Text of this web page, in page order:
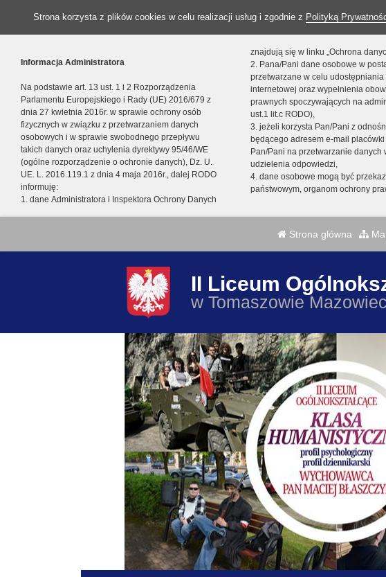
Strona korzysta z plików cookies w celu realizacji usług i zgodnie z Polityką
Informacja Administratora
Na podstawie art. 13 ust. 1 i 2 Rozporządzenia
Parlamentu Europejskiego i Rady (UE) 2016/679 z
dnia 27 kwietnia 2016r. w sprawie ochrony osób
fizycznych w związku z przetwarzaniem danych
osobowych i w sprawie swobodnego przepływu
takich danych oraz uchylenia dyrektywy 95/46/WE
(ogólne rozporządzenie o ochronie danych), Dz. U.
UE. L. 2016.119.1 z dnia 4 maja 2016r., dalej RODO
informuję:
1. dane Administratora i Inspektora Ochrony Danych
znajdują się w linku „Ochrona
2. Pana/Pani dane osobowe w
przetwarzane w celu udostępniania
internetowej oraz wypełnienia
prawnych spoczywających na
ust.1 lit.c RODO),
3. jeżeli korzysta Pan/Pani z
będącego adresem e-mail
Pan/Pani na przetwarzanie danych
udzielenia odpowiedzi,
4. dane osobowe mogą być
państwowym, organom ochrony
Strona główna
II Liceum
w Tomaszowie